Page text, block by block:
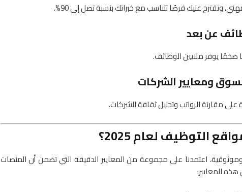
التوظيف لعام 2025؟
اعتمدنا على مجموعة من المعايير الدقيقة التي تضمن أن المنصات
المعايير: